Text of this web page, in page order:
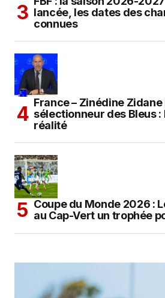
lancée, les dates des
connues
France – Zinédine
sélectionneur des Bleus
réalité
Coupe du Monde 2026 :
au Cap-Vert un trophée